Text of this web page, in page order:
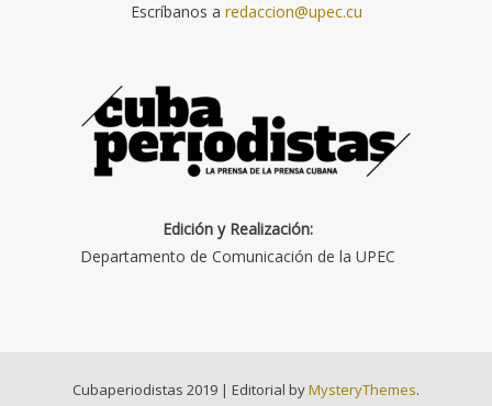
Escríbanos a redaccion@upec.cu
Edición y Realización:
Departamento de Comunicación de la UPEC
Cubaperiodistas 2019 | Editorial byMysteryThemes.